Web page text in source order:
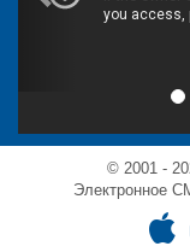
© 2001 -
Электронное